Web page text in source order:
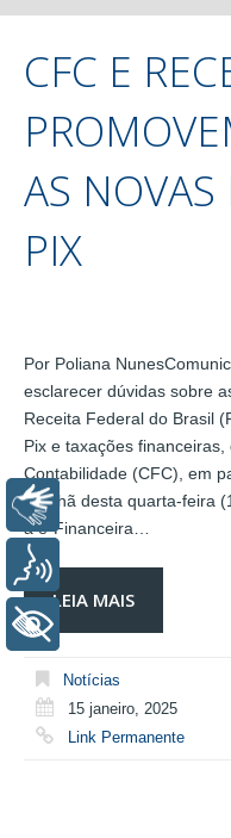
CFC E
AS NOVAS
PIX
Por Poliana
esclarecer dúvidas sobre
Receita Federal do Brasil
Pix e taxações
Contabilidade (CFC), em
manhã desta quarta-feira
a e-Financeira…
LEIA MAIS
Notícias
15 janeiro, 2025
Link Permanente
Libras
Voz